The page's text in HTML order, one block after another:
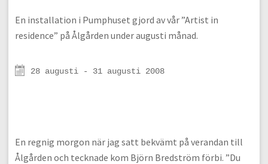
En installation i Pumphuset gjord av vår ”Artist in
residence” på Ålgården under augusti månad.
28 augusti - 31 augusti 2008
En regnig morgon när jag satt bekvämt på verandan till
Ålgården och tecknade kom Björn Bredström förbi. ”Du